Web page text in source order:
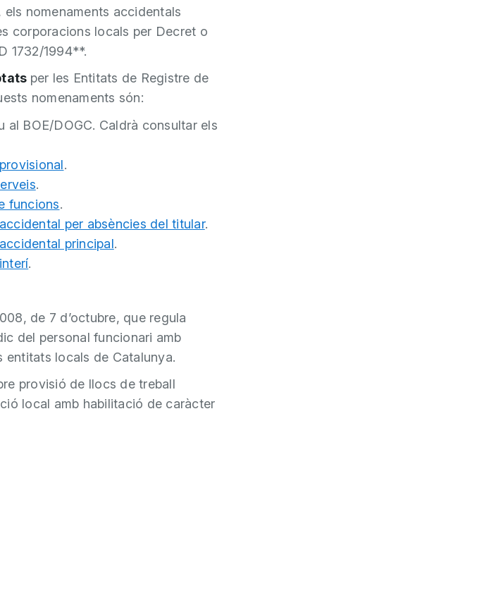
nomenaments accidentals
corporacions locals per Decret o
1732/1994**.
per les Entitats de Registre de
nomenaments són:
BOE/DOGC. Caldrà consultar els
.
.
funcions.
per absències del titular.
principal.
.
de 7 d’octubre, que regula
del personal funcionari amb
locals de Catalunya.
provisió de llocs de treball
local amb habilitació de caràcter